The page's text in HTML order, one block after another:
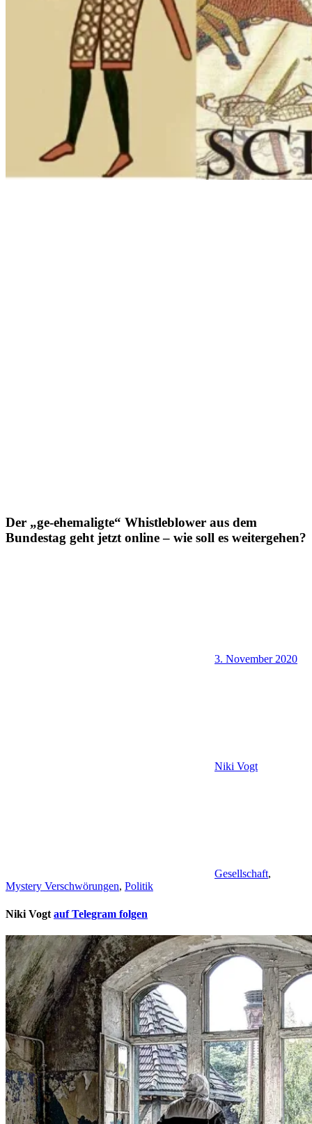
Der „ge-ehemaligte“ Whistleblower aus dem
Bundestag geht jetzt online – wie soll es weitergehen?
3. November 2020
Niki Vogt
Gesellschaft,
Mystery Verschwörungen, Politik
Niki Vogt auf Telegram folgen